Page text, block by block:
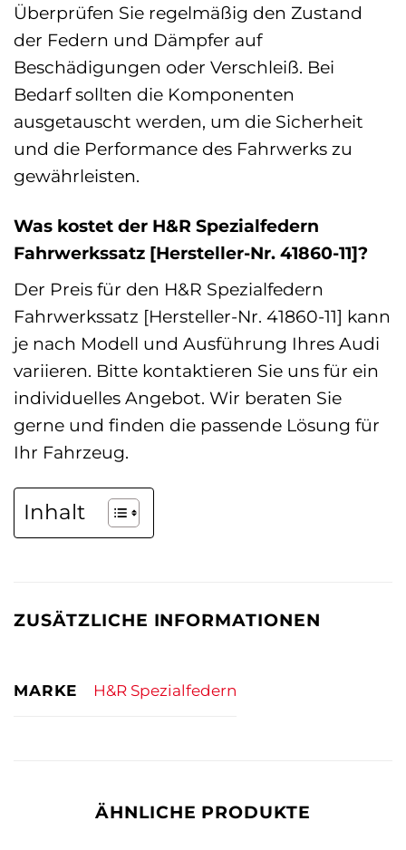
Überprüfen Sie regelmäßig den Zustand
der Federn und Dämpfer auf
Beschädigungen oder Verschleiß. Bei
Bedarf sollten die Komponenten
ausgetauscht werden, um die Sicherheit
und die Performance des Fahrwerks zu
gewährleisten.
Was kostet der H&R Spezialfedern
Fahrwerkssatz [Hersteller-Nr. 41860-11]?
Der Preis für den H&R Spezialfedern
Fahrwerkssatz [Hersteller-Nr. 41860-11] kann
je nach Modell und Ausführung Ihres Audi
variieren. Bitte kontaktieren Sie uns für ein
individuelles Angebot. Wir beraten Sie
gerne und finden die passende Lösung für
Ihr Fahrzeug.
Inhalt
ZUSÄTZLICHE INFORMATIONEN
MARKE H&R Spezialfedern
ÄHNLICHE PRODUKTE